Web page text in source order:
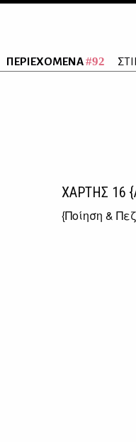
ΠΕΡΙΕΧΟΜΕΝΑ#92
ΧΑΡΤΗΣ 16
{Ποίηση &